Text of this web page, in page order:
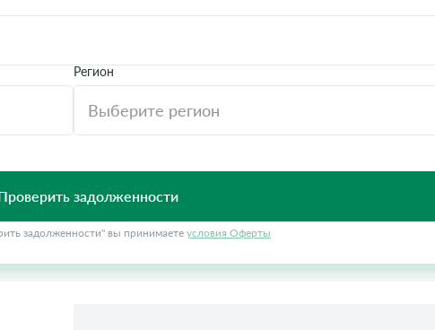
Регион
задолженности
задолженности" вы принимаете условия Оферты